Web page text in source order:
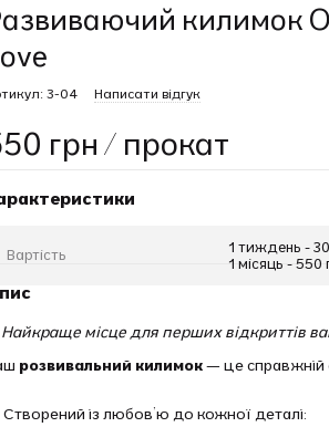
килимок
3-04 Написати відгук
грн / прокат
Вартість
1 тиждень -
1 місяць - 550
Найкраще місце для перших відкриттів
розвивальний килимок— це справжній
Створений із любов’ю до кожної деталі: